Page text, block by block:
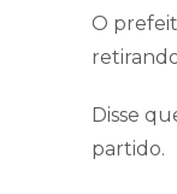
O
Disse
partido.